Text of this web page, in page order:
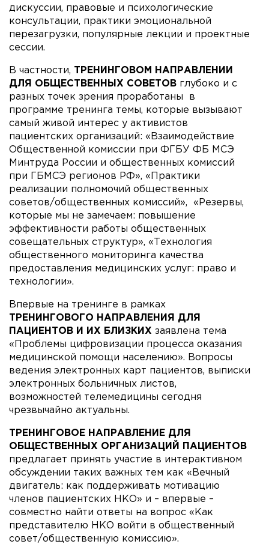
дискуссии, правовые и психологические
консультации, практики эмоциональной
перезагрузки, популярные лекции и проектные
сессии.
В частности, ТРЕНИНГОВОМ НАПРАВЛЕНИИ
ДЛЯ ОБЩЕСТВЕННЫХ СОВЕТОВ глубоко и с
разных точек зрения проработаны в
программе тренинга темы, которые вызывают
самый живой интерес у активистов
пациентских организаций: «Взаимодействие
Общественной комиссии при ФГБУ ФБ МСЭ
Минтруда России и общественных комиссий
при ГБМСЭ регионов РФ», «Практики
реализации полномочий общественных
советов/общественных комиссий», «Резервы,
которые мы не замечаем: повышение
эффективности работы общественных
совещательных структур», «Технология
общественного мониторинга качества
предоставления медицинских услуг: право и
технологии».
Впервые на тренинге в рамках
ТРЕНИНГОВОГО НАПРАВЛЕНИЯ ДЛЯ
ПАЦИЕНТОВ И ИХ БЛИЗКИХ заявлена тема
«Проблемы цифровизации процесса оказания
медицинской помощи населению». Вопросы
ведения электронных карт пациентов, выписки
электронных больничных листов,
возможностей телемедицины сегодня
чрезвычайно актуальны.
ТРЕНИНГОВОЕ НАПРАВЛЕНИЕ ДЛЯ
ОБЩЕСТВЕННЫХ ОРГАНИЗАЦИЙ ПАЦИЕНТОВ
предлагает принять участие в интерактивном
обсуждении таких важных тем как «Вечный
двигатель: как поддерживать мотивацию
членов пациентских НКО» и – впервые –
совместно найти ответы на вопрос «Как
представителю НКО войти в общественный
совет/общественную комиссию».